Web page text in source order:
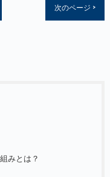
次のページ >
みとは？